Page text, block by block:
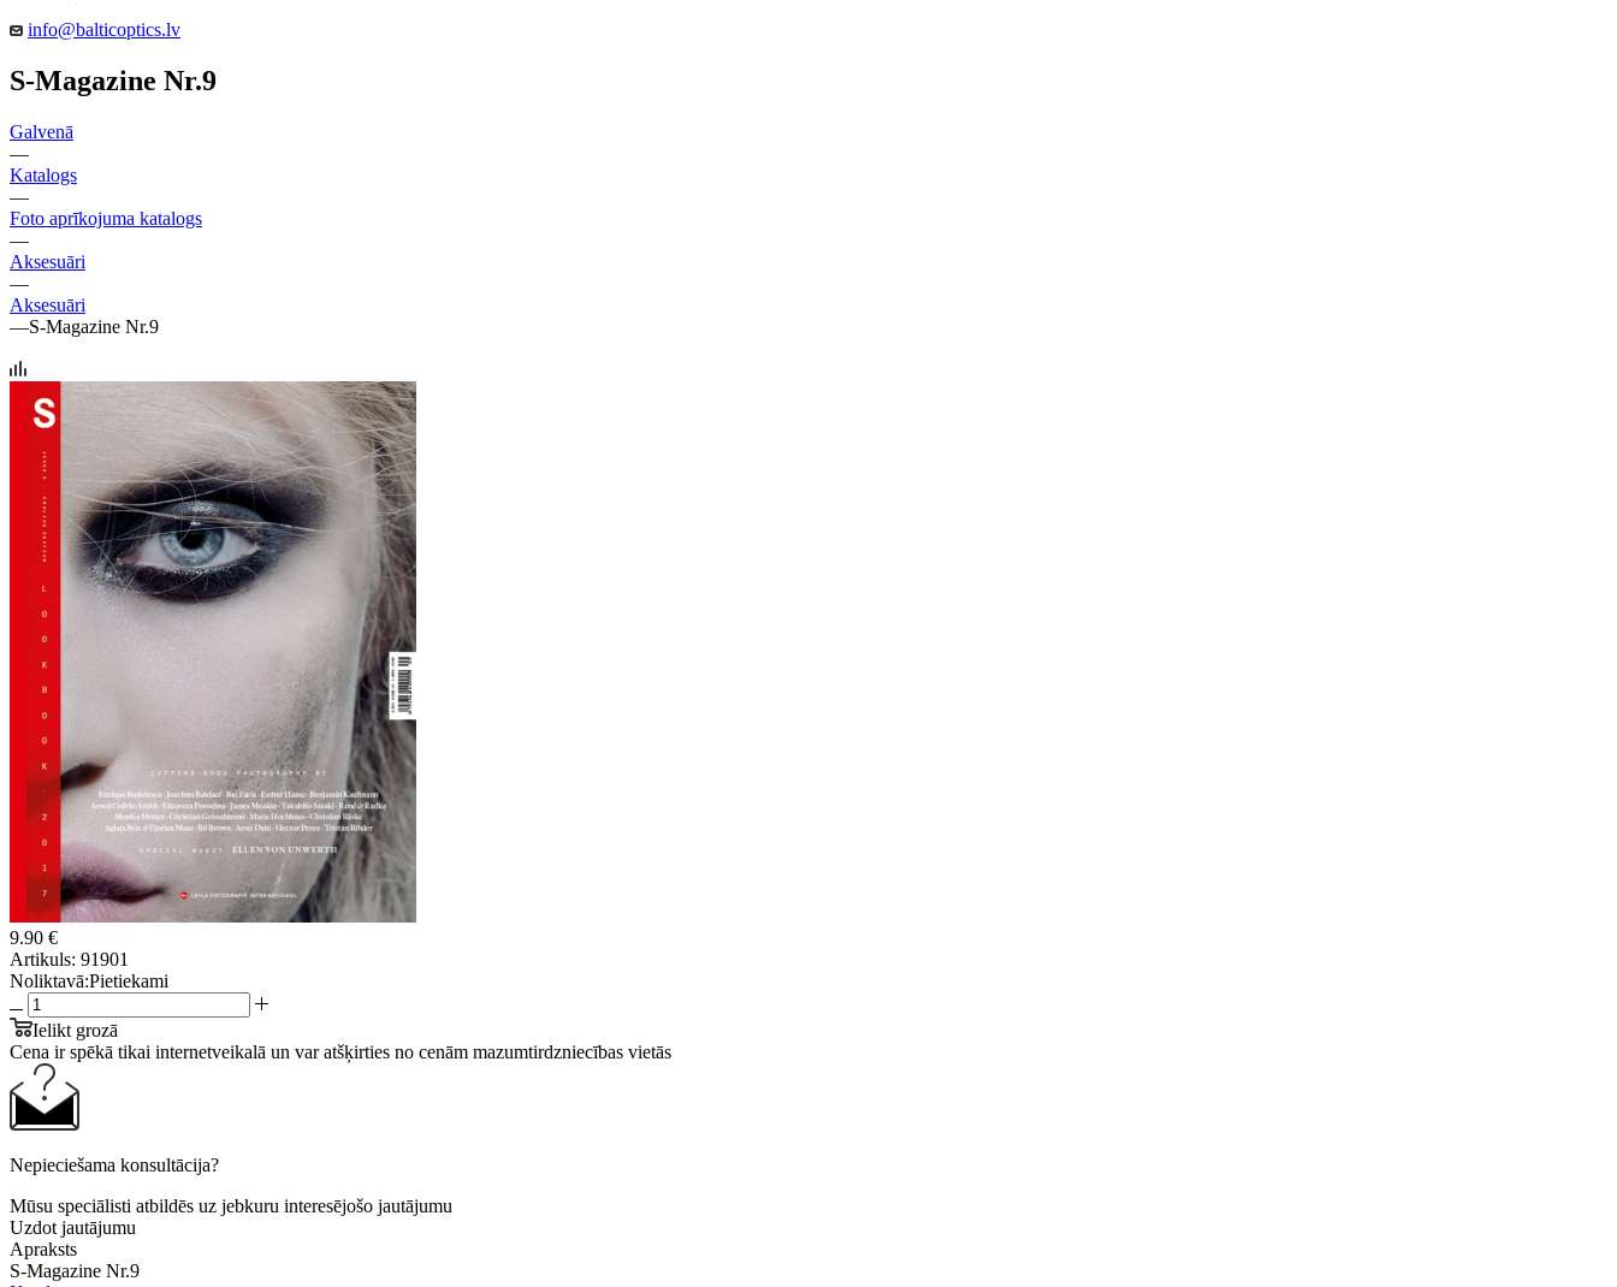
info@balticoptics.lv
S-Magazine Nr.9
Galvenā
—
Katalogs
—
Foto aprīkojuma katalogs
—
Aksesuāri
—
Aksesuāri
—S-Magazine Nr.9
9.90 €
Artikuls: 91901
Noliktavā:Pietiekami
Ielikt grozā
Cena ir spēkā tikai internetveikalā un var atšķirties no cenām mazumtirdzniecības vietās
Nepieciešama konsultācija?
Mūsu speciālisti atbildēs uz jebkuru interesējošo jautājumu
Uzdot jautājumu
Apraksts
S-Magazine Nr.9